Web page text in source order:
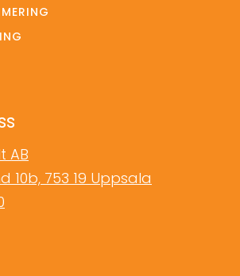
AB
10b, 753 19 Uppsala